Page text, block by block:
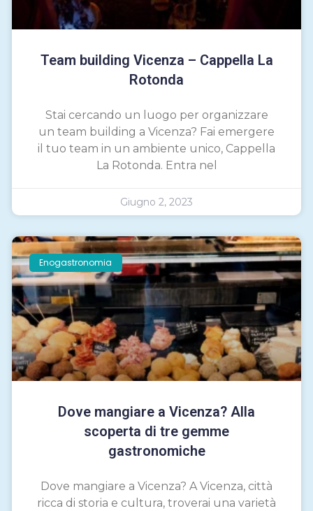
Team building Vicenza – Cappella La
Rotonda
Stai cercando un luogo per organizzare
un team building a Vicenza? Fai emergere
il tuo team in un ambiente unico, Cappella
La Rotonda. Entra nel
Giugno 2, 2023
Enogastronomia
Dove mangiare a Vicenza? Alla
scoperta di tre gemme
gastronomiche
Dove mangiare a Vicenza? A Vicenza, città
ricca di storia e cultura, troverai una varietà